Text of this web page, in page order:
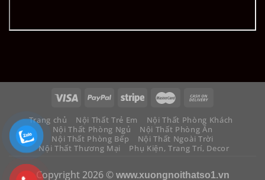
Trang chủ Nội Thất Trẻ Em
Nội Thất Phòng Khách
Nội Thất Phòng Ngủ
Nội Thất Phòng Ăn
Nội Thất Phòng Bếp
Nội Thất Ngoài Trời
Nội Thất Thương Mại
Phụ Kiện, Trang Trí, Decor
Copyright 2026 © www.xuongnoithatso1.vn